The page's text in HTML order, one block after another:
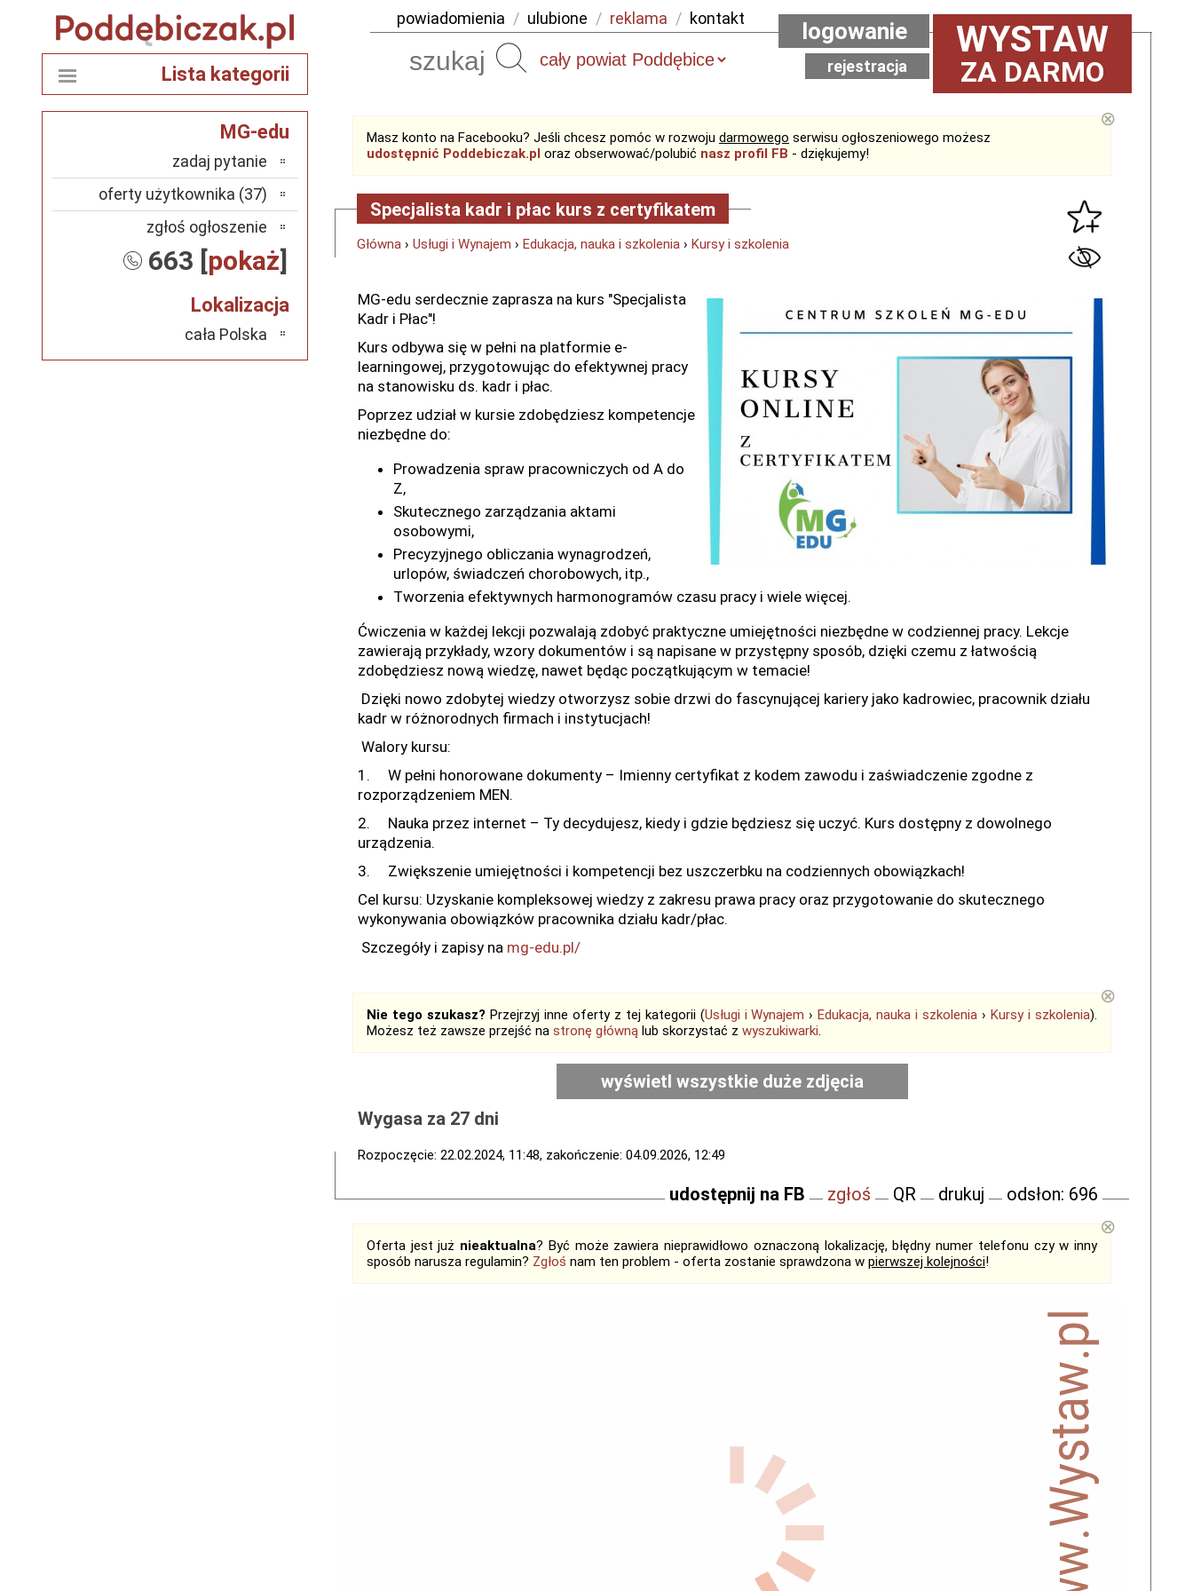
powiadomienia / ulubione / reklama / kontakt
Szukaj WYSTAW
ZA DARMO
logowanie
rejestracja
Masz konto na Facebooku? Jeśli chcesz pomóc w rozwoju darmowego serwisu ogłoszeniowego możesz
udostępnić Poddebiczak.pl oraz obserwować/polubić nasz profil FB - dziękujemy!
⊗
Specjalista kadr i płac kurs z certyfikatem
Główna › Usługi i Wynajem › Edukacja, nauka i szkolenia › Kursy i szkolenia
MG-edu serdecznie zaprasza na kurs "Specjalista
Kadr i Płac"!
Kurs odbywa się w pełni na platformie e-
learningowej, przygotowując do efektywnej pracy
na stanowisku ds. kadr i płac.
Poprzez udział w kursie zdobędziesz kompetencje
niezbędne do:
Prowadzenia spraw pracowniczych od A do
Z,
Skutecznego zarządzania aktami
osobowymi,
Precyzyjnego obliczania wynagrodzeń,
urlopów, świadczeń chorobowych, itp.,
Tworzenia efektywnych harmonogramów czasu pracy i wiele więcej.
Ćwiczenia w każdej lekcji pozwalają zdobyć praktyczne umiejętności niezbędne w codziennej pracy. Lekcje
zawierają przykłady, wzory dokumentów i są napisane w przystępny sposób, dzięki czemu z łatwością
zdobędziesz nową wiedzę, nawet będąc początkującym w temacie!
Dzięki nowo zdobytej wiedzy otworzysz sobie drzwi do fascynującej kariery jako kadrowiec, pracownik działu
kadr w różnorodnych firmach i instytucjach!
Walory kursu:
1. W pełni honorowane dokumenty – Imienny certyfikat z kodem zawodu i zaświadczenie zgodne z
rozporządzeniem MEN.
2. Nauka przez internet – Ty decydujesz, kiedy i gdzie będziesz się uczyć. Kurs dostępny z dowolnego
urządzenia.
3. Zwiększenie umiejętności i kompetencji bez uszczerbku na codziennych obowiązkach!
Cel kursu: Uzyskanie kompleksowej wiedzy z zakresu prawa pracy oraz przygotowanie do skutecznego
wykonywania obowiązków pracownika działu kadr/płac.
Szczegóły i zapisy na mg-edu.pl/
Nie tego szukasz? Przejrzyj inne oferty z tej kategorii (Usługi i Wynajem ›Edukacja, nauka i szkolenia ›Kursy i szkolenia).
Możesz też zawsze przejść na stronę główną lub skorzystać z wyszukiwarki.
⊗
wyświetl wszystkie duże zdjęcia
Wygasa za 27 dni
Rozpoczęcie: 22.02.2024, 11:48, zakończenie: 04.09.2026, 12:49
udostępnij na FB zgłoś QR drukuj odsłon: 696
Oferta jest już nieaktualna? Być może zawiera nieprawidłowo oznaczoną lokalizację, błędny numer telefonu czy w inny
sposób narusza regulamin? Zgłoś nam ten problem - oferta zostanie sprawdzona w pierwszej kolejności!
⊗
Lista kategorii
MG-edu
zadaj pytanie
oferty użytkownika (37)
zgłoś ogłoszenie
663 [pokaż]
Lokalizacja
cała Polska